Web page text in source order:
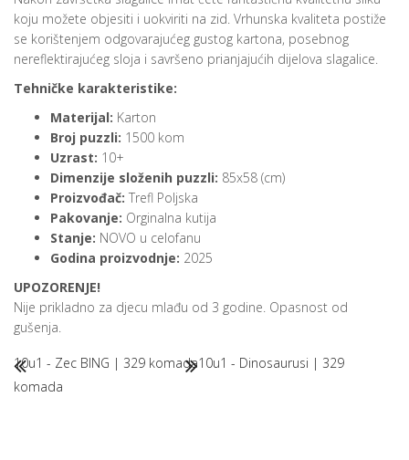
koju možete objesiti i uokviriti na zid. Vrhunska kvaliteta postiže
se korištenjem odgovarajućeg gustog kartona, posebnog
nereflektirajućeg sloja i savršeno prianjajućih dijelova slagalice.
Tehničke karakteristike:
Materijal: Karton
Broj puzzli: 1500 kom
Uzrast: 10+
Dimenzije složenih puzzli: 85x58 (cm)
Proizvođač: Trefl Poljska
Pakovanje: Orginalna kutija
Stanje: NOVO u celofanu
Godina proizvodnje: 2025
UPOZORENJE!
Nije prikladno za djecu mlađu od 3 godine. Opasnost od
gušenja.
10u1 - Zec BING | 329 komada10u1 - Dinosaurusi | 329
komada